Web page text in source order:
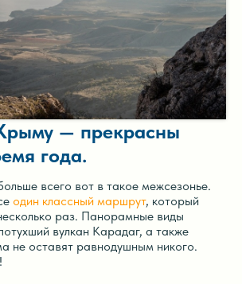
— прекрасны
года.
всего вот в такое межсезонье.
один классный маршрут, который
раз. Панорамные виды
вулкан Карадаг, а также
не оставят равнодушным никого.